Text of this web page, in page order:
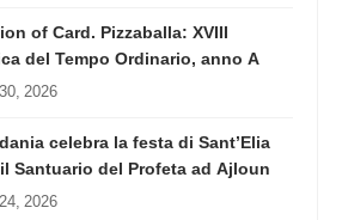
of Card. Pizzaballa: XVIII
del Tempo Ordinario, anno A
2026
celebra la festa di Sant’Elia
Santuario del Profeta ad Ajloun
2026